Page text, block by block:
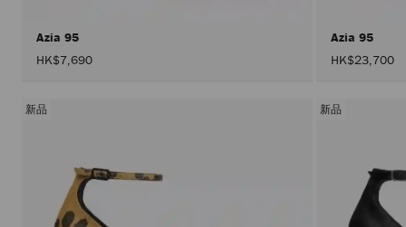
Azia 95
HK$7,690
Azia 95
HK$23,700
新品 新品